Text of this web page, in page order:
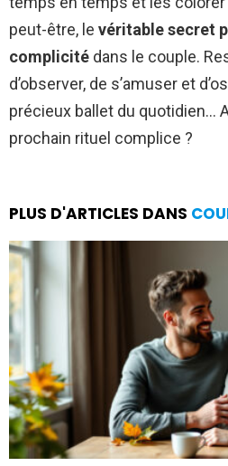
peut-être, le véritable secret
complicité dans le couple.
d’observer, de s’amuser et
précieux ballet du quotidien…
prochain rituel complice ?
PLUS D'ARTICLES DANS